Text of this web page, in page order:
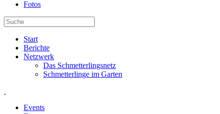
Fotos
Start
Berichte
Netzwerk
Das Schmetterlingsnetz
Schmetterlinge im Garten
Events